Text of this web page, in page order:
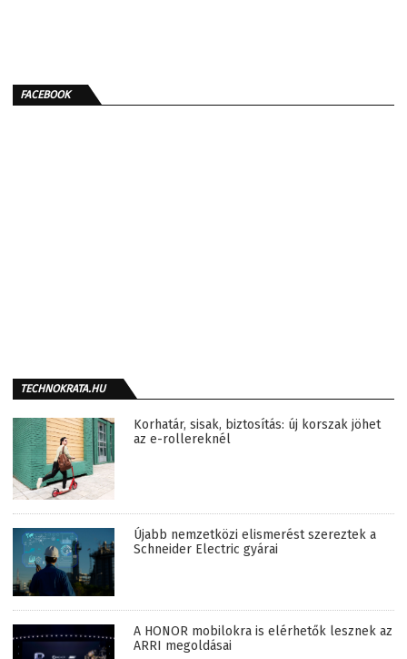
FACEBOOK
TECHNOKRATA.HU
Korhatár, sisak, biztosítás: új korszak jöhet
az e-rollereknél
Újabb nemzetközi elismerést szereztek a
Schneider Electric gyárai
A HONOR mobilokra is elérhetők lesznek az
ARRI megoldásai